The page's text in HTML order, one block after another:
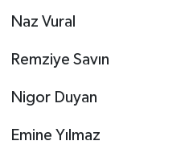
Naz Vural
Remziye Savın
Nigor Duyan
Emine Yılmaz